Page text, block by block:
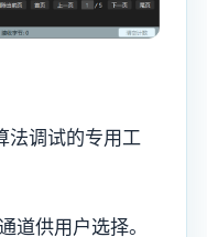
法调试的专用工
道供用户选择。